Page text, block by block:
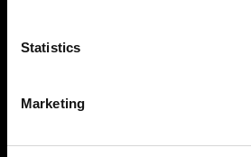
Statistics
Marketing
gleichnamigen See, nach dem
vor den Toren Hamburgs.
Wohnsitz prominenter